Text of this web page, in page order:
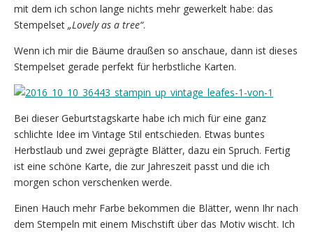
mit dem ich schon lange nichts mehr gewerkelt habe: das
Stempelset „Lovely as a tree“.
Wenn ich mir die Bäume draußen so anschaue, dann ist dieses
Stempelset gerade perfekt für herbstliche Karten.
Bei dieser Geburtstagskarte habe ich mich für eine ganz
schlichte Idee im Vintage Stil entschieden. Etwas buntes
Herbstlaub und zwei geprägte Blätter, dazu ein Spruch. Fertig
ist eine schöne Karte, die zur Jahreszeit passt und die ich
morgen schon verschenken werde.
Einen Hauch mehr Farbe bekommen die Blätter, wenn Ihr nach
dem Stempeln mit einem Mischstift über das Motiv wischt. Ich